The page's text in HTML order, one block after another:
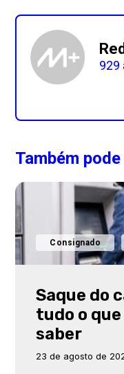
929
Também
Consignado
Saque do
tudo o
saber
23 de agosto de